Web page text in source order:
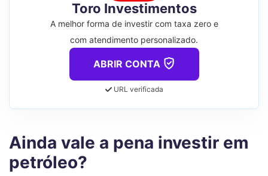
Toro Investimentos
A melhor forma de investir com taxa zero e
com atendimento personalizado.
ABRIR CONTA
URL verificada
Ainda vale a pena investir em
petróleo?